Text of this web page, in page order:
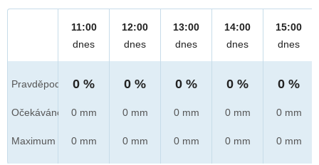
Pravděpod.
Očekáváno
Maximum
11:00
dnes
0 %
0 mm
0 mm
12:00
dnes
0 %
0 mm
0 mm
13:00
dnes
0 %
0 mm
0 mm
14:00
dnes
0 %
0 mm
0 mm
15:00
dnes
0 %
0 mm
0 mm